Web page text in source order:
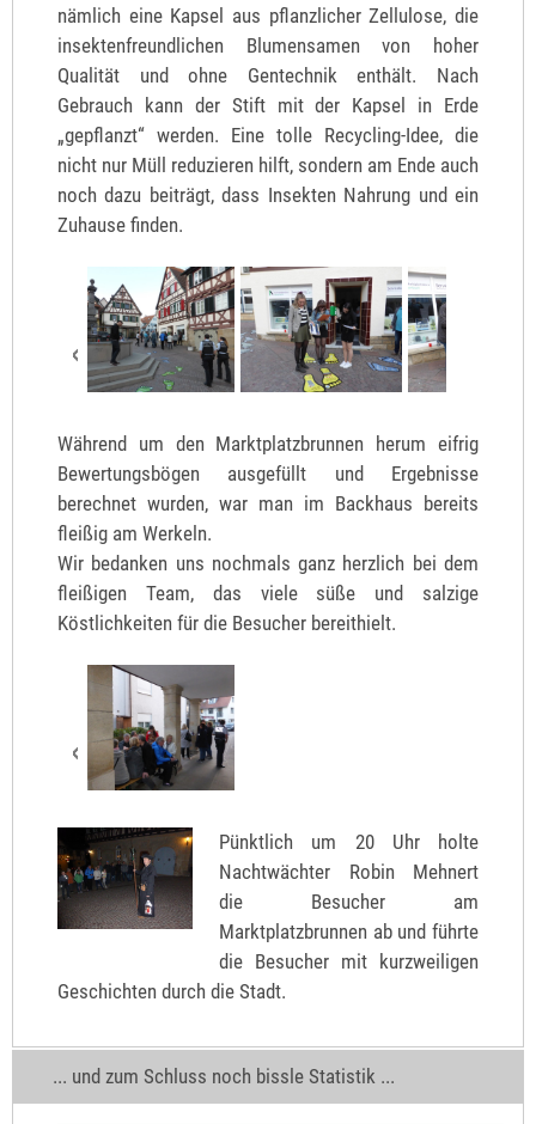
nämlich eine Kapsel aus pflanzlicher Zellulose, die
insektenfreundlichen Blumensamen von hoher
Qualität und ohne Gentechnik enthält. Nach
Gebrauch kann der Stift mit der Kapsel in Erde
„gepflanzt“ werden. Eine tolle Recycling-Idee, die
nicht nur Müll reduzieren hilft, sondern am Ende auch
noch dazu beiträgt, dass Insekten Nahrung und ein
Zuhause finden.
Während um den Marktplatzbrunnen herum eifrig
Bewertungsbögen ausgefüllt und Ergebnisse
berechnet wurden, war man im Backhaus bereits
fleißig am Werkeln.
Wir bedanken uns nochmals ganz herzlich bei dem
fleißigen Team, das viele süße und salzige
Köstlichkeiten für die Besucher bereithielt.
Pünktlich um 20 Uhr holte
Nachtwächter Robin Mehnert
die Besucher am
Marktplatzbrunnen ab und führte
die Besucher mit kurzweiligen
Geschichten durch die Stadt.
... und zum Schluss noch bissle Statistik ...